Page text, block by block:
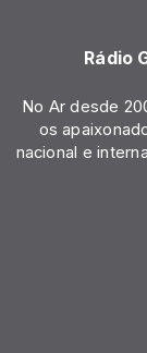
Rádio
No Ar desde
os
nacional e